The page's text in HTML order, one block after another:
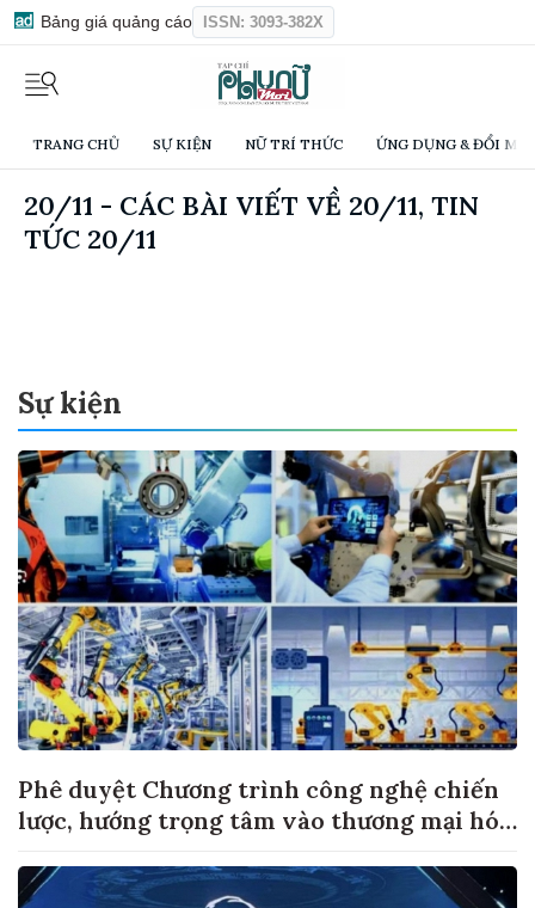
Bảng giá quảng cáo ISSN: 3093-382X
TRANG CHỦ SỰ KIỆN NỮ TRÍ THỨC ỨNG DỤNG & ĐỔI
20/11 - CÁC BÀI VIẾT VỀ 20/11, TIN
TỨC 20/11
Sự kiện
Phê duyệt Chương trình công nghệ chiến
lược, hướng trọng tâm vào thương mại hóa